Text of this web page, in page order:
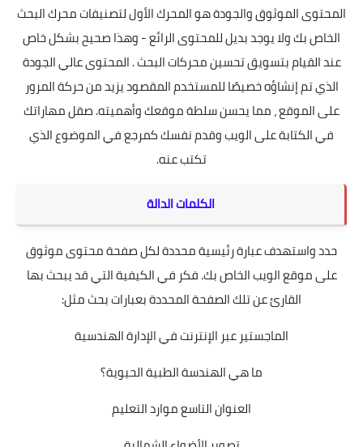
المحتوى الموثوق والجودة هو المحرك الأول لتصنيفات محرك البحث
الخاص بك ولا يوجد بديل للمحتوى الرائع - وهذا صحيح بشكل خاص
عند القيام بتسويق تحسين محركات البحث . المحتوى عالي الجودة
الذي تم إنشاؤه خصيصًا للمستخدم المقصود يزيد من حركة المرور
على الموقع ، مما يحسن سلطة موقعك وأهميته. صقل مهاراتك
في الكتابة على الويب وقدم نفسك كمرجع في الموضوع الذي
تكتب عنه.
الكلمات الدالة
حدد واستهدف عبارة رئيسية محددة لكل صفحة محتوى موثوق
على موقع الويب الخاص بك. فكر في الكيفية التي قد يبحث بها
القارئ عن تلك الصفحة المحددة بعبارات بحث مثل:
الماجستير عبر الإنترنت في الإدارة الهندسية
ما هي الهندسة الطبية الحيوية؟
العنوان التاسع موارد التعليم